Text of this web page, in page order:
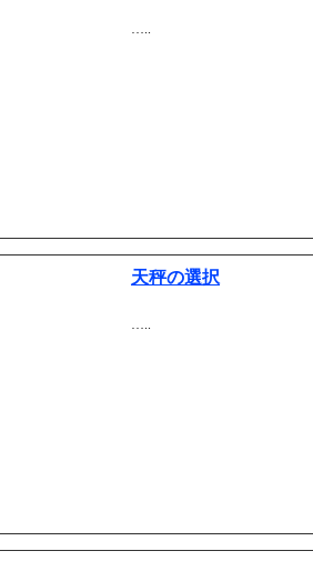
…..
天秤の選択
…..